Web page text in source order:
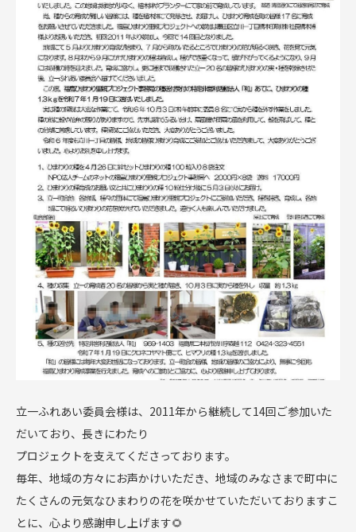
立一ふれあい委員会様は、 2011年から継続して14回ご参加いた
だいており、長きにわたり
プロジェクトを支えてくださっております。
毎年、地域の方々にお声かけいただき、地域のみなさまで町中に
たくさんの元気なひまわりの花を咲かせていただいておりますこ
とに、 心より感謝申し上げます🌻